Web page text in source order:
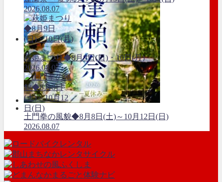
2026.08.07
萩姫まつり◆8月9日(日)・10日(月)
2026.08.07
土門拳の風貌◆8月8日(土)～10月12日(日)
2026.08.07